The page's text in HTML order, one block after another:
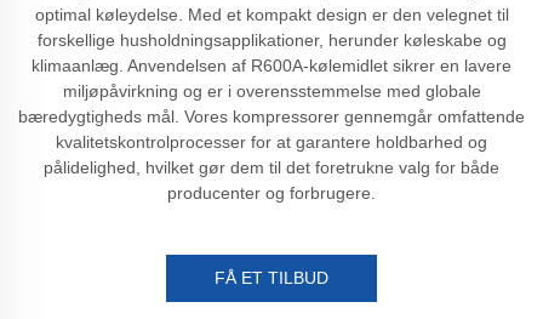
optimal køleydelse. Med et kompakt design er den velegnet til
forskellige husholdningsapplikationer, herunder køleskabe og
klimaanlæg. Anvendelsen af R600A-kølemidlet sikrer en lavere
miljøpåvirkning og er i overensstemmelse med globale
bæredygtigheds mål. Vores kompressorer gennemgår omfattende
kvalitetskontrolprocesser for at garantere holdbarhed og
pålidelighed, hvilket gør dem til det foretrukne valg for både
producenter og forbrugere.
FÅ ET TILBUD